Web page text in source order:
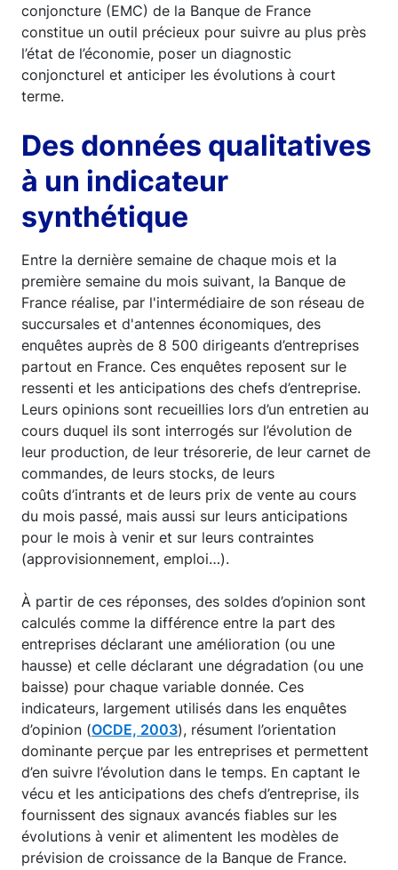
conjoncture (EMC) de la Banque de France
constitue un outil précieux pour suivre au plus près
l’état de l’économie, poser un diagnostic
conjoncturel et anticiper les évolutions à court
terme.
Des données qualitatives
à un indicateur
synthétique
Entre la dernière semaine de chaque mois et la
première semaine du mois suivant, la Banque de
France réalise, par l'intermédiaire de son réseau de
succursales et d'antennes économiques, des
enquêtes auprès de 8 500 dirigeants d’entreprises
partout en France. Ces enquêtes reposent sur le
ressenti et les anticipations des chefs d’entreprise.
Leurs opinions sont recueillies lors d’un entretien au
cours duquel ils sont interrogés sur l’évolution de
leur production, de leur trésorerie, de leur carnet de
commandes, de leurs stocks, de leurs
coûts d’intrants et de leurs prix de vente au cours
du mois passé, mais aussi sur leurs anticipations
pour le mois à venir et sur leurs contraintes
(approvisionnement, emploi…).
À partir de ces réponses, des soldes d’opinion sont
calculés comme la différence entre la part des
entreprises déclarant une amélioration (ou une
hausse) et celle déclarant une dégradation (ou une
baisse) pour chaque variable donnée. Ces
indicateurs, largement utilisés dans les enquêtes
d’opinion (OCDE, 2003), résument l’orientation
dominante perçue par les entreprises et permettent
d’en suivre l’évolution dans le temps. En captant le
vécu et les anticipations des chefs d’entreprise, ils
fournissent des signaux avancés fiables sur les
évolutions à venir et alimentent les modèles de
prévision de croissance de la Banque de France.